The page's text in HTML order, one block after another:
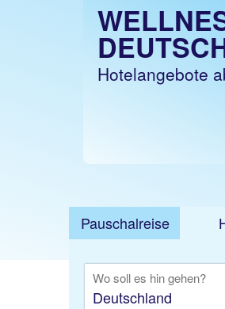
Hotelangebote
Pauschalreise
Wo soll es hin gehen?